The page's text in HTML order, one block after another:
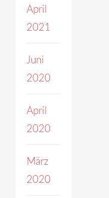
April
2021
Juni
2020
April
2020
März
2020